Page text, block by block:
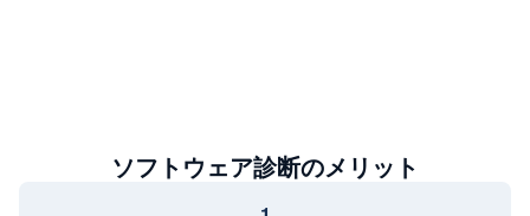
ソフトウェア診断のメリット